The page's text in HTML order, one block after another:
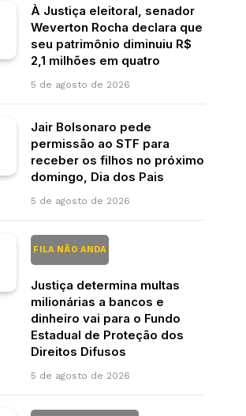
À Justiça eleitoral, senador
Weverton Rocha declara que
seu patrimônio diminuiu R$
2,1 milhões em quatro
5 de agosto de 2026
Jair Bolsonaro pede
permissão ao STF para
receber os filhos no próximo
domingo, Dia dos Pais
5 de agosto de 2026
FILA NÃO ANDA
Justiça determina multas
milionárias a bancos e
dinheiro vai para o Fundo
Estadual de Proteção dos
Direitos Difusos
5 de agosto de 2026